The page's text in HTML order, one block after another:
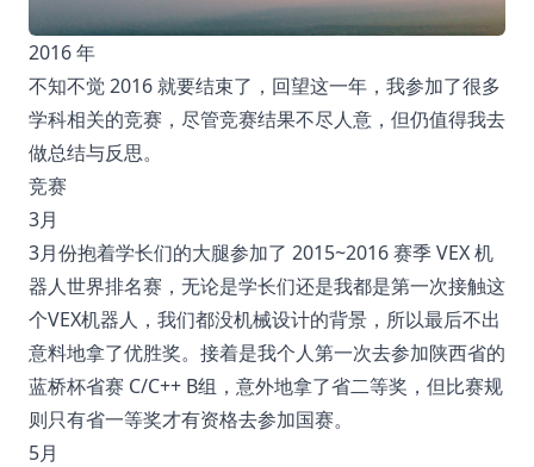
2016 年
不知不觉 2016 就要结束了，回望这一年，我参加了很多
学科相关的竞赛，尽管竞赛结果不尽人意，但仍值得我去
做总结与反思。
竞赛
3月
3月份抱着学长们的大腿参加了 2015~2016 赛季 VEX 机
器人世界排名赛，无论是学长们还是我都是第一次接触这
个VEX机器人，我们都没机械设计的背景，所以最后不出
意料地拿了优胜奖。接着是我个人第一次去参加陕西省的
蓝桥杯省赛 C/C++ B组，意外地拿了省二等奖，但比赛规
则只有省一等奖才有资格去参加国赛。
5月